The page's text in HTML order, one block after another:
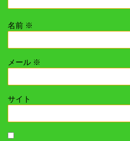
名前 ※
メール ※
サイト